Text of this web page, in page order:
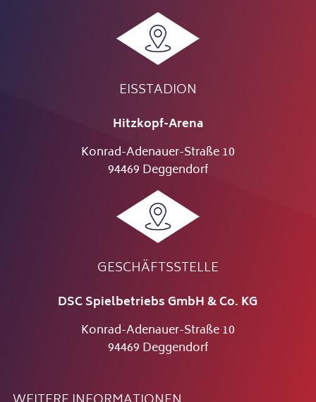
EISSTADION
Hitzkopf-Arena
Konrad-Adenauer-Straße 10
94469 Deggendorf
GESCHÄFTSSTELLE
DSC Spielbetriebs GmbH & Co. KG
Konrad-Adenauer-Straße 10
94469 Deggendorf